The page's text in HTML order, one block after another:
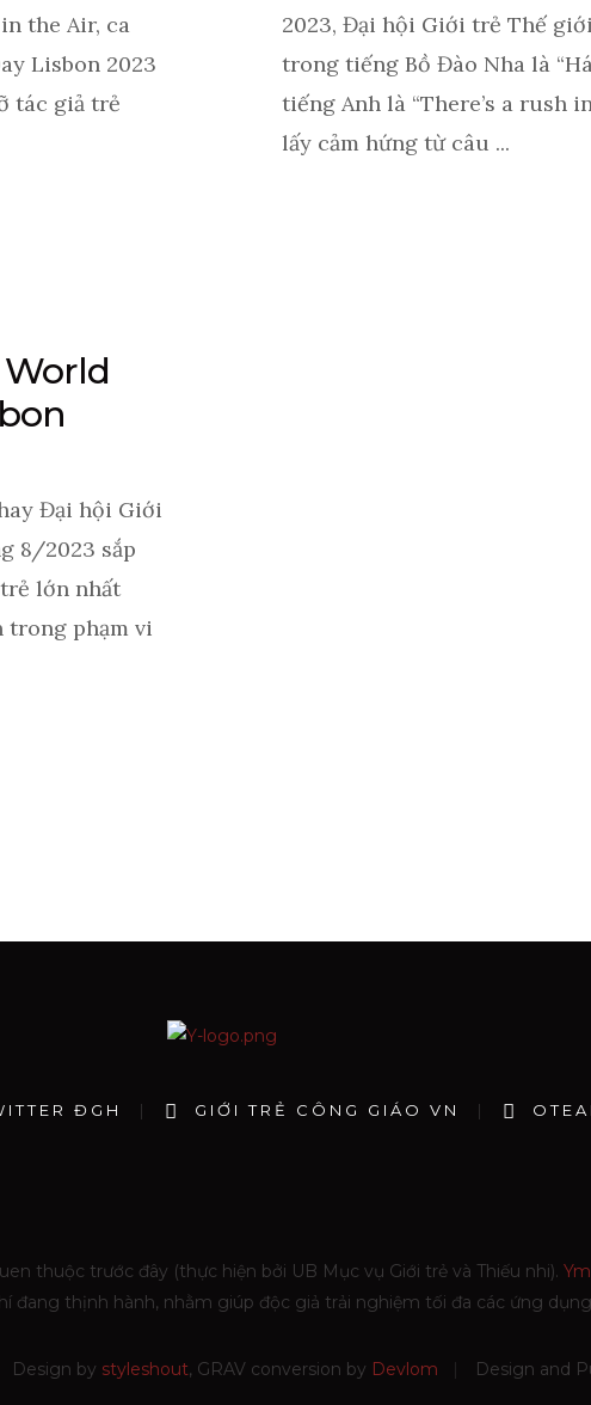
the Air, ca
Lisbon 2023
tác giả trẻ
2023, Đại hội Giới trẻ Thế
trong tiếng Bồ Đào Nha là
tiếng Anh là “There’s a rush
lấy cảm hứng từ câu ...
Đại hội Giới
8/2023 sắp
lớn nhất
phạm vi
ĐGH GIỚI TRẺ CÔNG GIÁO VN
thuộc trước đây (thực hiện bởi UB Mục vụ Giới trẻ và Thiếu nhi).
đang thịnh hành, nhằm giúp độc giả trải nghiệm tối đa các ứng
Design by styleshout, GRAV conversion by Devlom Design and